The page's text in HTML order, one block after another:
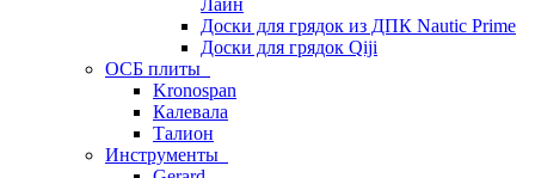
Лайн
Доски для грядок из ДПК Nautic Prime
Доски для грядок Qiji
ОСБ плиты
Kronospan
Калевала
Талион
Инструменты